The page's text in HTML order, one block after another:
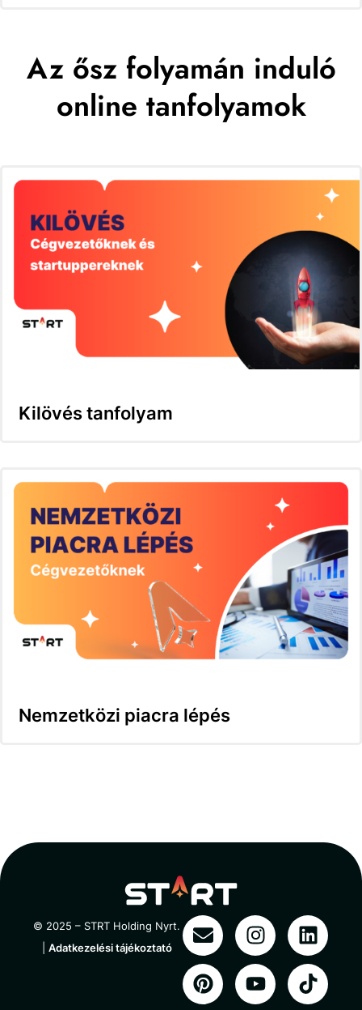
Az ősz folyamán induló
online tanfolyamok
Kilövés tanfolyam
Nemzetközi piacra lépés
© 2025 – STRT Holding Nyrt.
Adatkezelési tájékoztató